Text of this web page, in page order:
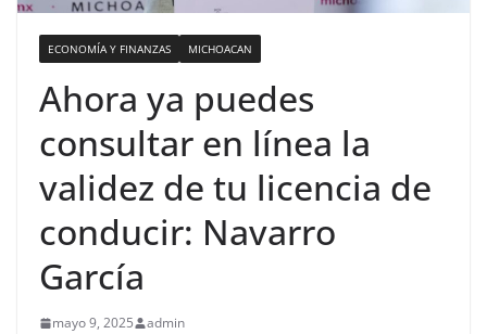
ECONOMÍA Y FINANZAS MICHOACAN
Ahora ya puedes
consultar en línea la
validez de tu licencia de
conducir: Navarro
García
mayo 9, 2025 admin